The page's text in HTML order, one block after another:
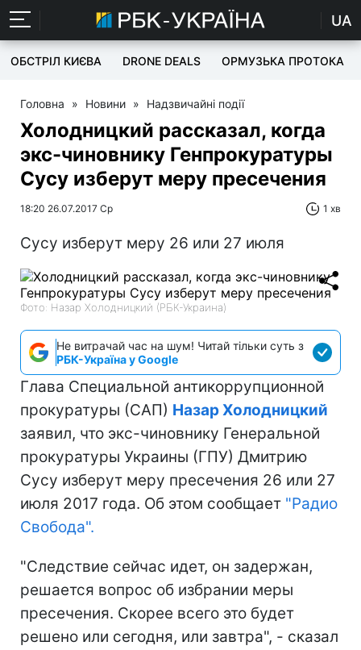
UA
ОБСТРІЛ КИЄВА DRONE DEALS ОРМУЗЬКА ПРОТОКА
Головна » Новини » Надзвичайні події
Холодницкий рассказал, когда
экс-чиновнику Генпрокуратуры
Сусу изберут меру пресечения
18:20 26.07.2017 Ср 1 хв
Сусу изберут меру 26 или 27 июля
Фото: Назар Холодницкий (РБК-Украина)
Не витрачай час на шум! Читай тільки суть з
РБК-Україна у Google
Глава Специальной антикоррупционной
прокуратуры (САП) Назар Холодницкий
заявил, что экс-чиновнику Генеральной
прокуратуры Украины (ГПУ) Дмитрию
Сусу изберут меру пресечения 26 или 27
июля 2017 года. Об этом сообщает "Радио
Свобода".
"Следствие сейчас идет, он задержан,
решается вопрос об избрании меры
пресечения. Скорее всего это будет
решено или сегодня, или завтра", - сказал